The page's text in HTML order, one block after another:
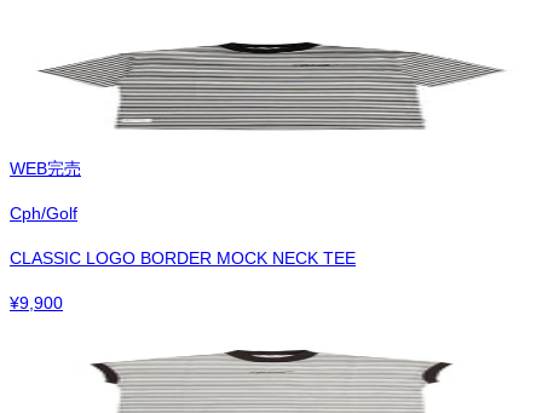
WEB完売
Cph/Golf
CLASSIC LOGO BORDER MOCK NECK TEE
¥9,900